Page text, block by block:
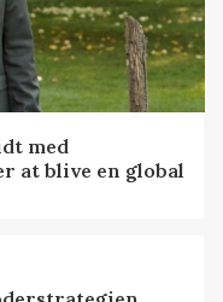
med
at blive en global